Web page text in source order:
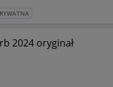
2024 oryginał